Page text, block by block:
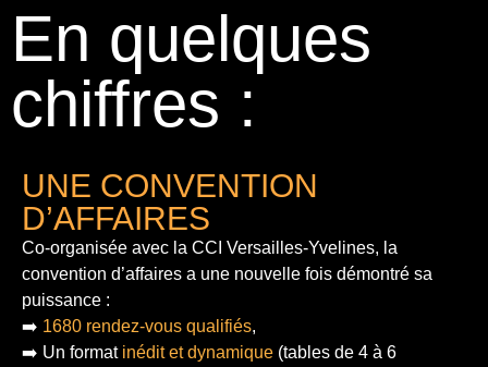
En quelques
chiffres :
UNE CONVENTION
D’AFFAIRES
Co-organisée avec la CCI Versailles-Yvelines, la
convention d’affaires a une nouvelle fois démontré sa
puissance :
➡️ 1680 rendez-vous qualifiés,
➡️ Un format inédit et dynamique (tables de 4 à 6